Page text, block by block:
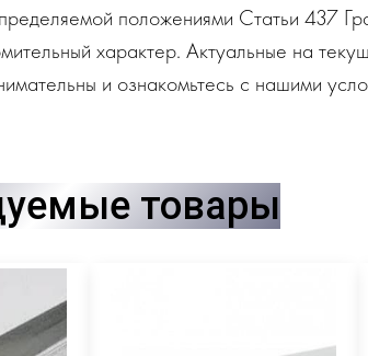
положениями Статьи 437
характер. Актуальные на
и ознакомьтесь с нашими
товары